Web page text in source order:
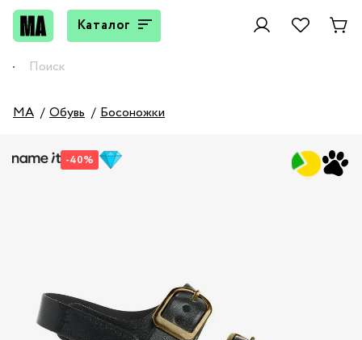
Каталог
MA Обувь Босоножки
-40%